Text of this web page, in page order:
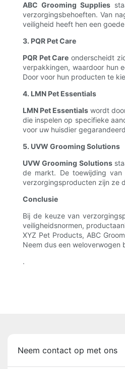
ABC Grooming Supplies
verzorgingsbehoeften. Van
veiligheid heeft hen een
3. PQR Pet Care
PQR Pet Care onderscheidt
verpakkingen, waardoor hun
Door voor hun producten te
4. LMN Pet Essentials
LMN Pet Essentials wordt
die inspelen op specifieke
voor uw huisdier
5. UVW Grooming Solutions
UVW Grooming Solutions
de markt. De toewijding van
verzorgingsproducten zijn ze
Conclusie
Bij de keuze van
veiligheidsnormen,
XYZ Pet Products, ABC
Neem dus een weloverwogen
.
Neem contact op met ons